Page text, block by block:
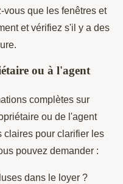
vous que les fenêtres et
et vérifiez s'il y a des
ou à l'agent
complètes sur
ou de l'agent
claires pour clarifier les
pouvez demander :
dans le loyer ?